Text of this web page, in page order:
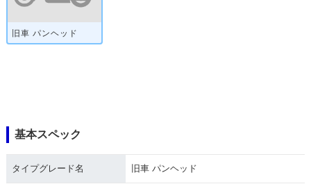
旧車 パンヘッド
基本スペック
タイプグレード名 旧車 パンヘッド